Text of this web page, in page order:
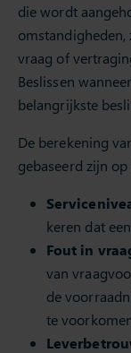
die wordt
vraag of
Beslissen
belangrijkste
De berekening
gebaseerd zijn
keren dat
Fout in
van
de
te